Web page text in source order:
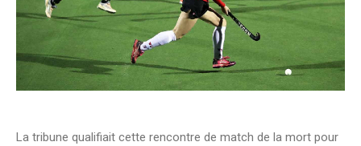
La tribune qualifiait cette rencontre de match de la mort pour